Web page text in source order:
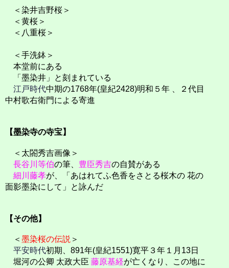
＜染井吉野桜＞
＜黄桜＞
＜八重桜＞
＜手洗鉢＞
本堂前にある
「墨染井」と刻まれている
江戸時代中期の1768年(皇紀2428)明和５年 、２代目
中村歌右衛門による寄進
【墨染寺の寺宝】
＜太閤秀吉画像＞
長谷川等伯の筆、 豊臣秀吉の自賛がある
細川藤孝が、「あはれてふ色香をさとる桜木の 花の
面影墨染にして」と詠んだ
【その他】
＜ 墨染桜の伝説 ＞
平安時代初期、891年(皇紀1551)寛平３年１月13日
堀河の公卿 太政大臣 藤原基経が亡くなり、この地に